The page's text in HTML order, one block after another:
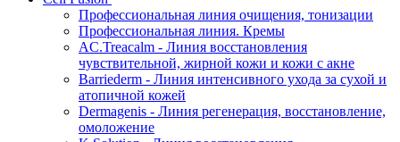
Профессиональная линия очищения, тонизации
Профессиональная линия. Кремы
AC.Treacalm - Линия восстановления
чувствительной, жирной кожи и кожи с акне
Barriederm - Линия интенсивного ухода за сухой и
атопичной кожей
Dermagenis - Линия регенерация, восстановление,
омоложение